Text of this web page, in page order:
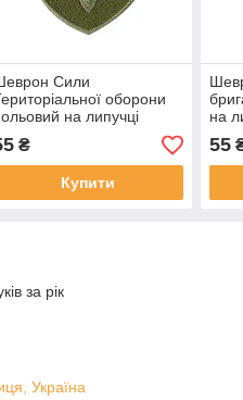
Сили
оборони
на липучці
₴
Купити
на
55
за рік
Україна